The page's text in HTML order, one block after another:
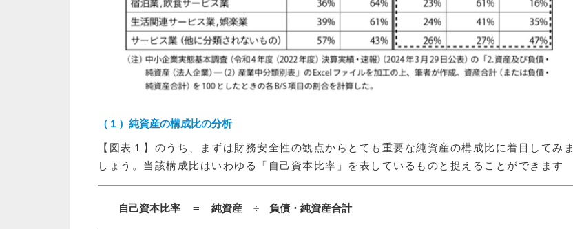
（１）純資産の構成比の分析
【図表１】のうち、まずは財務安全性の観点からとても重要な純資産の構成比に着目してみま
しょう。当該構成比はいわゆる「自己資本比率」を表しているものと捉えることができます
自己資本比率 ＝ 純資産 ÷ 負債・純資産合計